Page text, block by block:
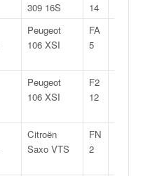
309 16S
14
Peugeot
106 XSI
FA
5
Peugeot
106 XSI
F2
12
Citroën
Saxo VTS
FN
2